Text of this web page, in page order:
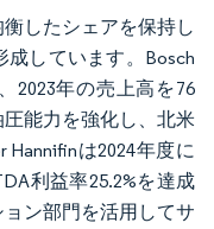
したシェアを保持し
しています。Bosch
2023年の売上高を76
能力を強化し、北米
は2024年度に
利益率25.2%を達成
ン部門を活用してサ